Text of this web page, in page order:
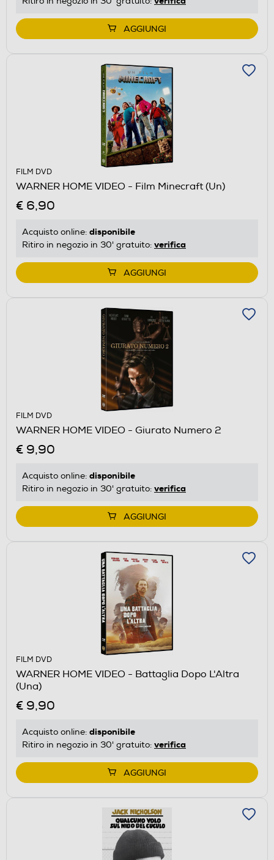
AGGIUNGI
FILM DVD
WARNER HOME VIDEO - Film Minecraft (Un)
€ 6,90
Acquisto online: disponibile
Ritiro in negozio in 30' gratuito: verifica
AGGIUNGI
FILM DVD
WARNER HOME VIDEO - Giurato Numero 2
€ 9,90
Acquisto online: disponibile
Ritiro in negozio in 30' gratuito: verifica
AGGIUNGI
FILM DVD
WARNER HOME VIDEO - Battaglia Dopo L'Altra
(Una)
€ 9,90
Acquisto online: disponibile
Ritiro in negozio in 30' gratuito: verifica
AGGIUNGI